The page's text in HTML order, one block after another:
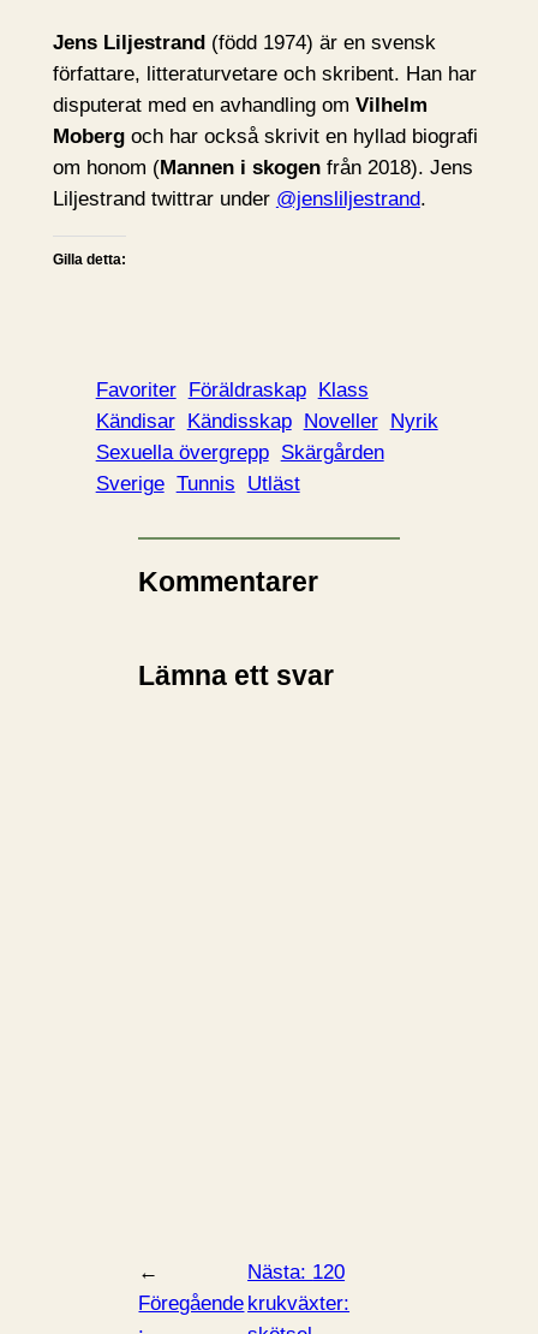
Jens Liljestrand(född 1974) är en svensk
författare, litteraturvetare och skribent. Han har
disputerat med en avhandling om Vilhelm
Mobergoch har också skrivit en hyllad biografi
om honom (Mannen i skogenfrån 2018). Jens
Liljestrand twittrar under @jensliljestrand.
Gilla detta:
Favoriter Föräldraskap
Klass
Kändisar
Kändisskap Noveller
Nyrik
Sexuella övergrepp Skärgården
Sverige Tunnis Utläst
Kommentarer
Lämna ett svar
←
Föregående
Nästa: 120
krukväxter: